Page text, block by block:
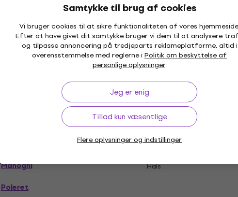
Samtykke til brug af cookies
Vi bruger cookies til at sikre funktionaliteten af vores
Efter at have givet dit samtykke bruger vi dem til at analysere
og tilpasse annoncering på tredjeparts reklameplatforme, altid i
overensstemmelse med reglerne i Politik om beskyttelse af
personlige oplysninger.
Jeg er enig
Tillad kun væsentlige
Flere oplysninger og indstillinger
Antallet af bånd
Mahogni Hals
Poleret